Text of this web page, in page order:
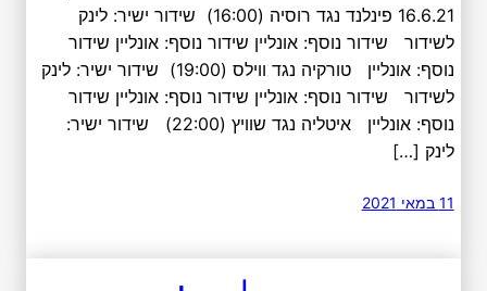
16.6.21 פינלנד נגד רוסיה (16:00) שידור ישיר: לינק
לשידור שידור נוסף: אונליין שידור נוסף: אונליין שידור
נוסף: אונליין טורקיה נגד ווילס (19:00) שידור ישיר: לינק
לשידור שידור נוסף: אונליין שידור נוסף: אונליין שידור
נוסף: אונליין איטליה נגד שוויץ (22:00) שידור ישיר:
לינק […]
11 במאי 2021